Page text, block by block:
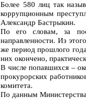
Более 580 лиц так
коррупционным
Александр Бастрыкин.
По его словам, за
направленности. Из
же период прошлого
них окончено,
В числе попавшихся –
прокурорских
комитета.
По данным Министерства